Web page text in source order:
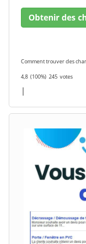
Obtenir des
Comment trouver des
4,8 (100%) 245 votes
|